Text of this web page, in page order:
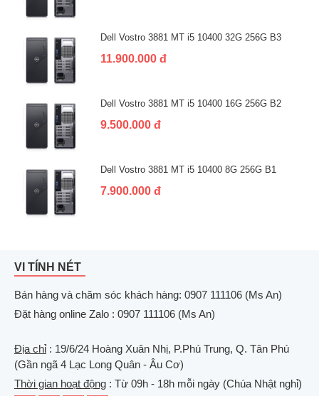
Dell Vostro 3881 MT i5 10400 32G 256G B3
11.900.000 đ
Dell Vostro 3881 MT i5 10400 16G 256G B2
9.500.000 đ
Dell Vostro 3881 MT i5 10400 8G 256G B1
7.900.000 đ
VI TÍNH NÉT
Bán hàng và chăm sóc khách hàng: 0907 111106 (Ms An)
Đặt hàng online Zalo : 0907 111106 (Ms An)
Địa chỉ: 19/6/24 Hoàng Xuân Nhị, P.Phú Trung, Q. Tân Phú
(Gần ngã 4 Lạc Long Quân - Âu Cơ)
Thời gian hoạt động : Từ 09h - 18h mỗi ngày (Chúa Nhật nghỉ)